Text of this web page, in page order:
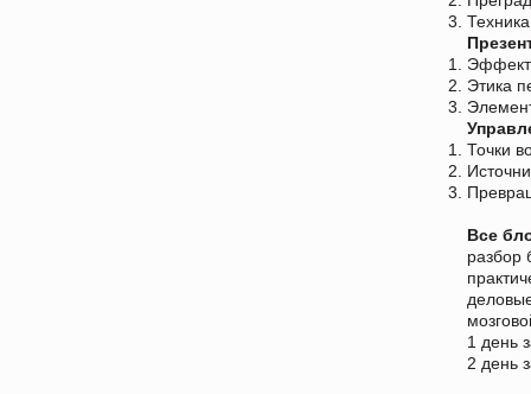
Этика
Точки
Все
разбор
1 день
2 день